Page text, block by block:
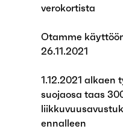
verokortista
Otamme
26.11.2021
1.12.2021
suojaosa taas
ennalleen